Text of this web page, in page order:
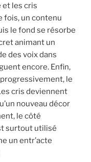
et les cris
fois, un contenu
le fond se résorbe
animant un
des voix dans
encore. Enfin,
le
cris deviennent
nouveau décor
le côté
surtout utilisé
un entr’acte